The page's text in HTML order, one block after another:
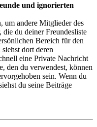
und ignorierten
um andere Mitglieder des
du deiner Freundesliste
Bereich für den
dort deren
eine Private Nachricht
den du verwendest, können
sein. Wenn du
du seine Beiträge